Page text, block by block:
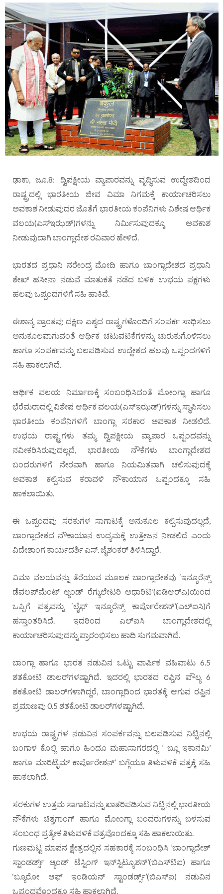
ಢಾಕಾ, ಜೂ.8: ದ್ವಿಪಕ್ಷೀಯ ವ್ಯಾಪಾರವನ್ನು ವೃದ್ಧಿಸುವ ಉದ್ದೇಶದಿಂದ
ರಾಷ್ಟ್ರದಲ್ಲಿ ಭಾರತೀಯ ಜೀವ ವಿಮಾ ನಿಗಮಕ್ಕೆ ಕಾರ್ಯಾಚರಿಸಲು
ಅವಕಾಶ ನೀಡುವುದರ ಜೊತೆಗೆ ಭಾರತೀಯ ಕಂಪೆನಿಗಳು ವಿಶೇಷ ಆರ್ಥಿಕ
ವಲಯ(ಎಸ್‌ಇಝಡ್)ಗಳನ್ನು ನಿರ್ಮಿಸುವುದಕ್ಕೂ ಅವಕಾಶ
ನೀಡುವುದಾಗಿ ಬಾಂಗ್ಲಾದೇಶ ರವಿವಾರ ಹೇಳಿದೆ.
ಭಾರತದ ಪ್ರಧಾನಿ ನರೇಂದ್ರ ಮೋದಿ ಹಾಗೂ ಬಾಂಗ್ಲಾದೇಶದ ಪ್ರಧಾನಿ
ಶೇಖ್ ಹಸೀನಾ ನಡುವೆ ಮಾತುಕತೆ ನಡೆದ ಬಳಿಕ ಉಭಯ ಪಕ್ಷಗಳು
ಹಲವು ಒಪ್ಪಂದಗಳಿಗೆ ಸಹಿ ಹಾಕಿವೆ.
ಈಶಾನ್ಯ ಪ್ರಾಂತವು ದಕ್ಷಿಣ ಏಶ್ಯದ ರಾಷ್ಟ್ರಗಳೊಂದಿಗೆ ಸಂಪರ್ಕ ಸಾಧಿಸಲು
ಅನುಕೂಲವಾಗುವಂತೆ ಆರ್ಥಿಕ ಚಟುವಟಿಕೆಗಳನ್ನು ಚುರುಕುಗೊಳಿಸಲು
ಹಾಗೂ ಸಂಪರ್ಕವನ್ನು ಬಲಪಡಿಸುವ ಉದ್ದೇಶದ ಹಲವು ಒಪ್ಪಂದಗಳಿಗೆ
ಸಹಿ ಹಾಕಲಾಗಿದೆ.
ಆರ್ಥಿಕ ವಲಯ ನಿರ್ಮಾಣಕ್ಕೆ ಸಂಬಂಧಿಸಿದಂತೆ ಮೋಂಗ್ಲಾ ಹಾಗೂ
ಭೆರೆಮರಾದಲ್ಲಿ ವಿಶೇಷ ಆರ್ಥಿಕ ವಲಯ(ಎಸ್‌ಇಝಡ್)ಗಳನ್ನು ಸ್ಥಾಪಿಸಲು
ಭಾರತೀಯ ಕಂಪೆನಿಗಳಿಗೆ ಬಾಂಗ್ಲಾ ಸರಕಾರ ಅವಕಾಶ ನೀಡಲಿದೆ.
ಉಭಯ ರಾಷ್ಟ್ರಗಳು ತಮ್ಮ ದ್ವಿಪಕ್ಷೀಯ ವ್ಯಾಪಾರ ಒಪ್ಪಂದವನ್ನು
ನವೀಕರಿಸಿರುವುದಲ್ಲದೆ, ಭಾರತೀಯ ನೌಕೆಗಳು ಬಾಂಗ್ಲಾದೇಶದ
ಬಂದರುಗಳಿಗೆ ನೇರವಾಗಿ ಹಾಗೂ ನಿಯಮಿತವಾಗಿ ಚಲಿಸುವುದಕ್ಕೆ
ಅವಕಾಶ ಕಲ್ಪಿಸುವ ಕರಾವಳಿ ನೌಕಾಯಾನ ಒಪ್ಪಂದಕ್ಕೂ ಸಹಿ
ಹಾಕಲಾಯಿತು.
ಈ ಒಪ್ಪಂದವು ಸರಕುಗಳ ಸಾಗಾಟಕ್ಕೆ ಅನುಕೂಲ ಕಲ್ಪಿಸುವುದಲ್ಲದೆ,
ಬಾಂಗ್ಲಾದೇಶದ ನೌಕಾಯಾನ ಉದ್ಯಮಕ್ಕೆ ಉತ್ತೇಜನ ನೀಡಲಿದೆ ಎಂದು
ವಿದೇಶಾಂಗ ಕಾರ್ಯದರ್ಶಿ ಎಸ್. ಜೈಶಂಕರ್ ತಿಳಿಸಿದ್ದಾರೆ.
ವಿಮಾ ವಲಯವನ್ನು ತೆರೆಯುವ ಮೂಲಕ ಬಾಂಗ್ಲಾದೇಶವು ‘ಇನ್ಶೂರೆನ್ಸ್
ಡೆವಲಪ್‌ಮೆಂಟ್ ಆ್ಯಂಡ್ ರೆಗ್ಯುಲೇಟರಿ ಅಥಾರಿಟಿ’(ಐಡಿಆರ್‌ಎ)ಯಿಂದ
ಒಪ್ಪಿಗೆ ಪತ್ರವನ್ನು ‘ಲೈಫ್ ಇನ್ಶೂರೆನ್ಸ್ ಕಾರ್ಪೊರೇಶನ್’(ಎಲ್‌ಐಸಿ)ಗೆ
ಹಸ್ತಾಂತರಿಸಿದೆ. ಇದರಿಂದ ಎಲ್‌ಐಸಿ ಬಾಂಗ್ಲಾದೇಶದಲ್ಲಿ
ಕಾರ್ಯಾಚರಿಸುವುದನ್ನು ಪ್ರಾರಂಭಿಸಲು ಹಾದಿ ಸುಗಮವಾಗಿದೆ.
ಬಾಂಗ್ಲಾ ಹಾಗೂ ಭಾರತ ನಡುವಿನ ಒಟ್ಟು ವಾರ್ಷಿಕ ವಹಿವಾಟು 6.5
ಶತಕೋಟಿ ಡಾಲರ್‌ಗಳಷ್ಟಾಗಿದೆ. ಇದರಲ್ಲಿ ಭಾರತದ ರಫ್ತಿನ ವೌಲ್ಯ 6
ಶಕತೋಟಿ ಡಾಲರ್‌ಗಳಾಗಿದ್ದರೆ, ಬಾಂಗ್ಲಾದಿಂದ ಭಾರತಕ್ಕೆ ಆಗುವ ರಫ್ತಿನ
ಪ್ರಮಾಣವು 0.5 ಶತಕೋಟಿ ಡಾಲರ್‌ಗಳಷ್ಟಾಗಿದೆ.
ಉಭಯ ರಾಷ್ಟ್ರಗಳ ನಡುವಿನ ಸಂಪರ್ಕವನ್ನು ಬಲಪಡಿಸುವ ನಿಟ್ಟಿನಲ್ಲಿ
ಬಂಗಾಳ ಕೊಲ್ಲಿ ಹಾಗೂ ಹಿಂದೂ ಮಹಾಸಾಗರದಲ್ಲಿ ‘ ಬ್ಲೂ ಇಕಾನಮಿ’
ಹಾಗೂ ಮಾರಿಟೈಮ್ ಕಾರ್ಪೊರೇಶನ್’ ಬಗ್ಗೆಯೂ ತಿಳುವಳಿಕೆ ಪತ್ರಕ್ಕೆ ಸಹಿ
ಹಾಕಲಾಗಿದೆ.
ಸರಕುಗಳ ಉತ್ತಮ ಸಾಗಾಟವನ್ನು ಖಾತರಿಪಡಿಸುವ ನಿಟ್ಟಿನಲ್ಲಿ ಭಾರತೀಯ
ನೌಕೆಗಳು ಚಿತ್ತಗಾಂಗ್ ಹಾಗೂ ಮೋಂಗ್ಲಾ ಬಂದರುಗಳನ್ನು ಬಳಸುವ
ಸಂಬಂಧ ಪ್ರತ್ಯೇಕ ತಿಳುವಳಿಕೆ ಪತ್ರವೊಂದಕ್ಕೂ ಸಹಿ ಹಾಕಲಾಯಿತು.
ಗುಣಮಟ್ಟ ಮಾಪನ ಕ್ಷೇತ್ರದಲ್ಲಿನ ಸಹಕಾರಕ್ಕೆ ಸಂಬಂಧಿಸಿ ‘ಬಾಂಗ್ಲಾದೇಶ್
ಸ್ಟಾಂಡರ್ಡ್ಸ್ ಆ್ಯಂಡ್ ಟೆಸ್ಟಿಂಗ್ ಇನ್‌ಸ್ಟಿಟ್ಯೂಶನ್’(ಬಿಎಸ್‌ಟಿಐ) ಹಾಗೂ
‘ಬ್ಯೂರೋ ಆಫ್ ಇಂಡಿಯನ್ ಸ್ಟಾಂಡರ್ಡ್ಸ್’(ಬಿಎಸ್‌ಐ) ನಡುವಿನ
ಒಪ್ಪಂದವೊಂದಕ್ಕೂ ಸಹಿ ಹಾಕಲಾಗಿದೆ.